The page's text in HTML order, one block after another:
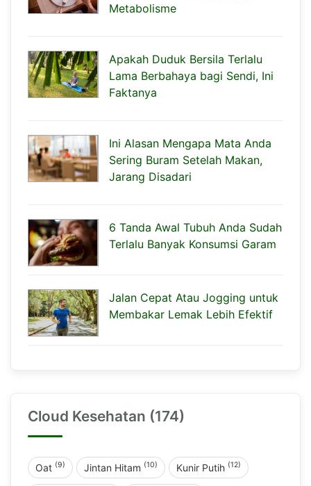
Metabolisme
Apakah Duduk Bersila Terlalu
Lama Berbahaya bagi Sendi, Ini
Faktanya
Ini Alasan Mengapa Mata Anda
Sering Buram Setelah Makan,
Jarang Disadari
6 Tanda Awal Tubuh Anda Sudah
Terlalu Banyak Konsumsi Garam
Jalan Cepat Atau Jogging untuk
Membakar Lemak Lebih Efektif
Cloud Kesehatan (174)
Oat (9) Jintan Hitam (10) Kunir Putih (12)